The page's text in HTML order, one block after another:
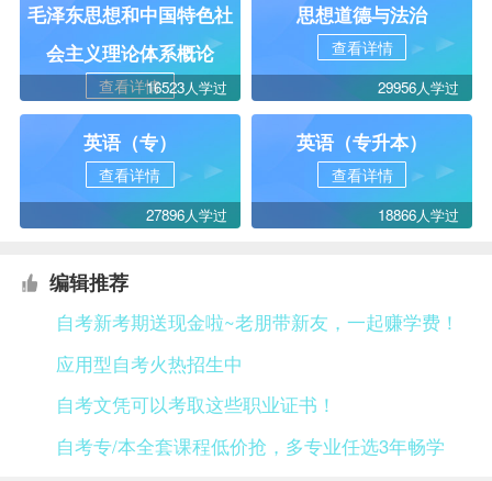
毛泽东思想和中国特色社
会主义理论体系概论
查看详情16523人学过
思想道德与法治
查看详情
29956人学过
英语（专）
查看详情
27896人学过
英语（专升本）
查看详情
18866人学过
编辑推荐
自考新考期送现金啦~老朋带新友，一起赚学费！
应用型自考火热招生中
自考文凭可以考取这些职业证书！
自考专/本全套课程低价抢，多专业任选3年畅学